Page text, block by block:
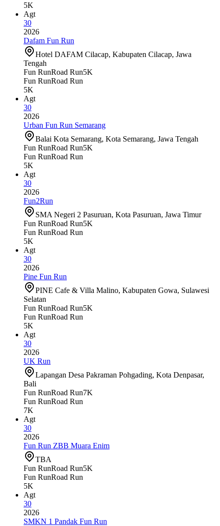
5K
Agt
30
2026
Dafam Fun Run
Hotel DAFAM Cilacap, Kabupaten Cilacap, Jawa
Tengah
Fun RunRoad Run5K
Fun RunRoad Run
5K
Agt
30
2026
Urban Fun Run Semarang
Balai Kota Semarang, Kota Semarang, Jawa Tengah
Fun RunRoad Run5K
Fun RunRoad Run
5K
Agt
30
2026
Fun2Run
SMA Negeri 2 Pasuruan, Kota Pasuruan, Jawa Timur
Fun RunRoad Run5K
Fun RunRoad Run
5K
Agt
30
2026
Pine Fun Run
PINE Cafe & Villa Malino, Kabupaten Gowa, Sulawesi
Selatan
Fun RunRoad Run5K
Fun RunRoad Run
5K
Agt
30
2026
UK Run
Lapangan Desa Pakraman Pohgading, Kota Denpasar,
Bali
Fun RunRoad Run7K
Fun RunRoad Run
7K
Agt
30
2026
Fun Run ZBB Muara Enim
TBA
Fun RunRoad Run5K
Fun RunRoad Run
5K
Agt
30
2026
SMKN 1 Pandak Fun Run